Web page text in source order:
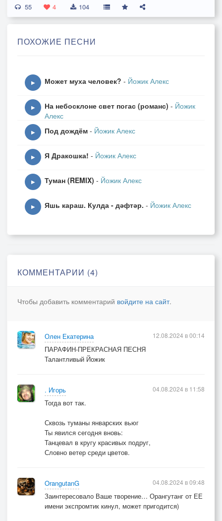
Где мои восемнадцать лет?
Уходить за тобой в рассвет,
Уходить за тобой в рассвет,
(припев)
Утро явится - сон расплавится,
Только дым от тебя останется
Утро явится - сон расплавится,
Только дым от тебя останется
В мире новых ночных картин.
(куплет)
Тихо "горькой" себе плесну,
Чтобы ты появилась вновь.
На ладони твоя рука.
Ты мне скажешь: "Прости, прощай."
Ты мне скажешь: "Прости, прощай."
Я в ответ прошепчу: "Пока..."
(припев)
Утро явится - сон расплавится,
Будто розовый парафин.
55 4 104
ПОХОЖИЕ ПЕСНИ
▶ Может муха человек? - Йожик Алекс
▶ На небосклоне свет погас (романс) - Йожик
Алекс
▶ Под дождём - Йожик Алекс
▶ Я Дракошка! - Йожик Алекс
▶ Туман (REMIX) - Йожик Алекс
▶ Яшь караш. Кулда - дәфтәр. - Йожик Алекс
КОММЕНТАРИИ (4)
Чтобы добавить комментарий войдите на сайт.
Олен Екатерина
ПАРАФИН-ПРЕКРАСНАЯ ПЕСНЯ
Талантливый Йожик
12.08.2024 в 00:14
. Игорь
Тогда вот так.
Сквозь туманы январских вьюг
Ты явился сегодня вновь:
Танцевал в кругу красивых подруг,
Словно ветер среди цветов.
04.08.2024 в 11:58
OrangutanG
Заинтересовало Ваше творение… Орангутанг от ЕЕ
имени экспромтик кинул, может пригодится)
04.08.2024 в 09:48